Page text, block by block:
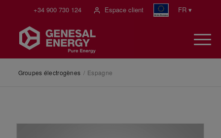
+34 900 730 124 Espace client FR ▾
Groupes électrogènes / Espagne